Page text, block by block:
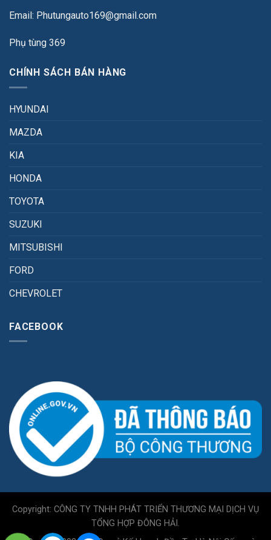
Email: Phutungauto169@gmail.com
Phụ tùng 369
CHÍNH SÁCH BÁN HÀNG
HYUNDAI
MAZDA
KIA
HONDA
TOYOTA
SUZUKI
MITSUBISHI
FORD
CHEVROLET
FACEBOOK
Copyright: CÔNG TY TNHH PHÁT TRIỂN THƯƠNG MẠI DỊCH VỤ
TỔNG HỢP ĐÔNG HẢI.